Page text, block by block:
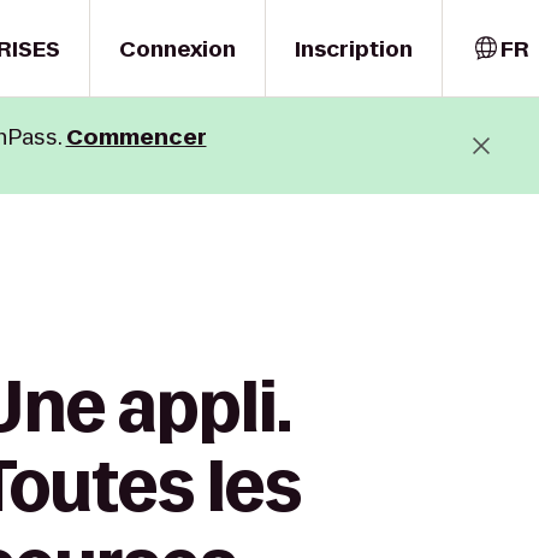
Connexion Inscription FR
Commencer
appli.
les